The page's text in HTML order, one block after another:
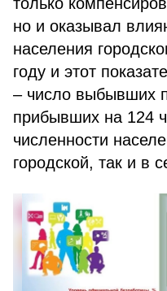
но и оказывал
населения
году и этот
– число выбывших
прибывших на 124
численности
городской, так и в